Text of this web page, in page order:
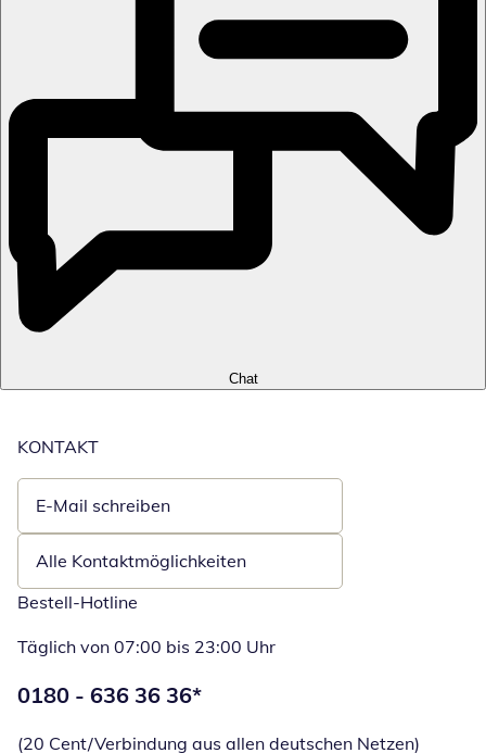
Chat
KONTAKT
E-Mail schreiben
Öffnet E-Mail-Client
Alle Kontaktmöglichkeiten
Bestell-Hotline
Täglich von 07:00 bis 23:00 Uhr
Telefonnummer:
0180 - 636 36 36*
(20 Cent/Verbindung aus allen deutschen Netzen)